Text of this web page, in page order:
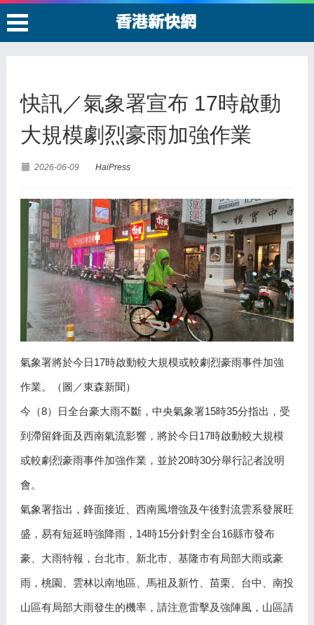
快訊／氣象署宣布 17時啟動
大規模劇烈豪雨加強作業
2026-06-09 HaiPress
氣象署將於今日17時啟動較大規模或較劇烈豪雨事件加強
作業。（圖／東森新聞）
今（8）日全台豪大雨不斷，中央氣象署15時35分指出，受
到滯留鋒面及西南氣流影響，將於今日17時啟動較大規模
或較劇烈豪雨事件加強作業，並於20時30分舉行記者說明
會。
氣象署指出，鋒面接近、西南風增強及午後對流雲系發展旺
盛，易有短延時強降雨，14時15分針對全台16縣市發布
豪、大雨特報，台北市、新北市、基隆市有局部大雨或豪
雨，桃園、雲林以南地區、馬祖及新竹、苗栗、台中、南投
山區有局部大雨發生的機率，請注意雷擊及強陣風，山區請